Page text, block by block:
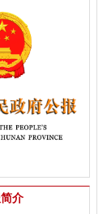
介